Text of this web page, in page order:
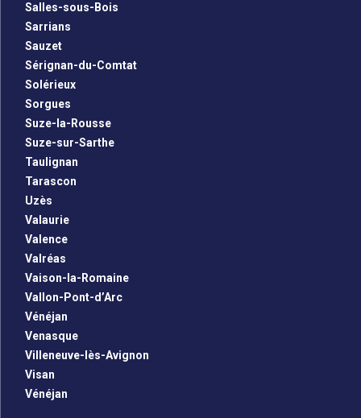
Salles-sous-Bois
Sarrians
Sauzet
Sérignan-du-Comtat
Solérieux
Sorgues
Suze-la-Rousse
Suze-sur-Sarthe
Taulignan
Tarascon
Uzès
Valaurie
Valence
Valréas
Vaison-la-Romaine
Vallon-Pont-d’Arc
Vénéjan
Venasque
Villeneuve-lès-Avignon
Visan
Vénéjan